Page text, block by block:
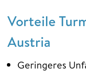
Vorteile
Austria
Geringeres